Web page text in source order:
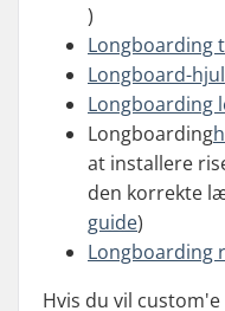
)
Longboarding
Longboard-hjul
Longboarding
Longboarding
at installere
den korrekte
guide)
Longboarding
Hvis du vil